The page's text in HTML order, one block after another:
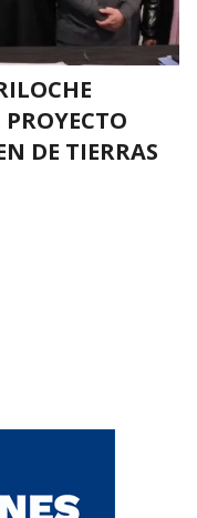
DE TIERRAS